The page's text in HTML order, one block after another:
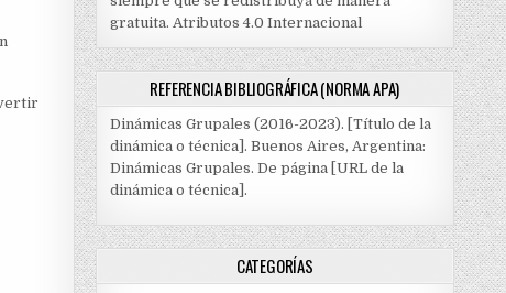
gratuita. Atributos 4.0 Internacional
REFERENCIA BIBLIOGRÁFICA (NORMA APA)
Dinámicas Grupales (2016-2023). [Título de la
dinámica o técnica]. Buenos Aires, Argentina:
Dinámicas Grupales. De página [URL de la
dinámica o técnica].
CATEGORÍAS